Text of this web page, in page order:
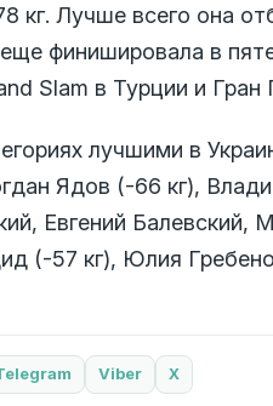
кг. Лучше всего она
финишировала в
Slam в Турции и Гран
лучшими в
Ядов (-66 кг),
Евгений Балевский,
(-57 кг), Юлия
Viber X